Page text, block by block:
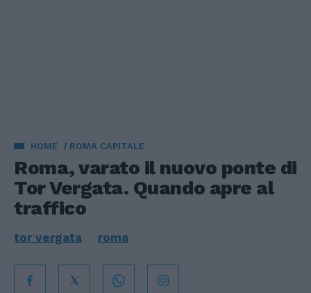
HOME ROMA CAPITALE
Roma, varato il nuovo ponte di
Tor Vergata. Quando apre al
traffico
tor vergata roma